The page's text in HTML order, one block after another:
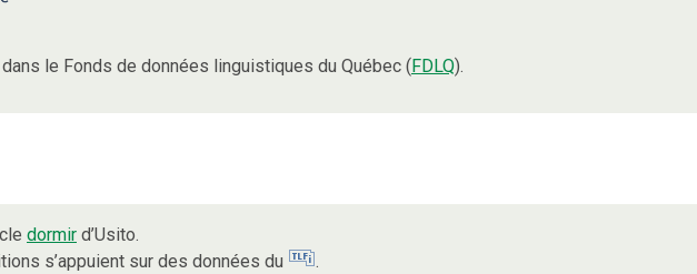
dans le Fonds de données linguistiques du Québec (FDLQ).
dormir d’Usito.
s’appuient sur des données du
.